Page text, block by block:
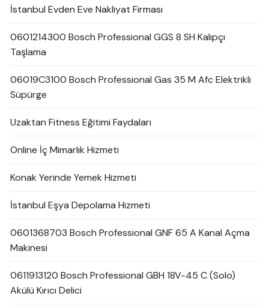
İstanbul Evden Eve Nakliyat Firması
0601214300 Bosch Professional GGS 8 SH Kalıpçı
Taşlama
06019C3100 Bosch Professional Gas 35 M Afc Elektrikli
Süpürge
Uzaktan Fitness Eğitimi Faydaları
Online İç Mimarlık Hizmeti
Konak Yerinde Yemek Hizmeti
İstanbul Eşya Depolama Hizmeti
0601368703 Bosch Professional GNF 65 A Kanal Açma
Makinesi
0611913120 Bosch Professional GBH 18V-45 C (Solo)
Akülü Kırıcı Delici